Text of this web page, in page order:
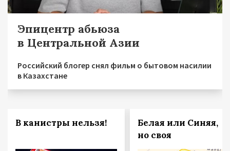
Эпицентр абьюза
в Центральной Азии
Российский блогер снял фильм о бытовом насилии
в Казахстане
В канистры нельзя!
Белая или Синяя,
но своя